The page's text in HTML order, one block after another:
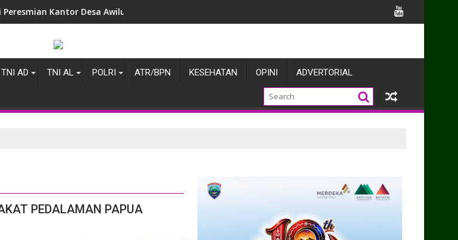
Kantor Desa Awiluar, Wujud Sinergi Forkopimda Dukung Pelayanan Publik dan Pembangunan
TNI AD TNI AL POLRI ATR/BPN KESEHATAN OPINI ADVERTORIAL
PEDALAMAN PAPUA